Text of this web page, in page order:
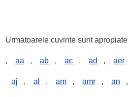
Urmatoarele cuvinte sunt
, aa , ab , ac , ad , aer
aj , al , am , amr , an ,